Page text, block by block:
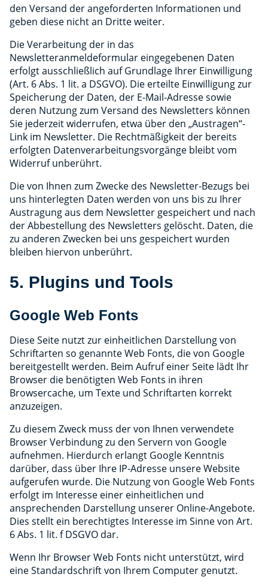
den Versand der angeforderten Informationen und
geben diese nicht an Dritte weiter.
Die Verarbeitung der in das
Newsletteranmeldeformular eingegebenen Daten
erfolgt ausschließlich auf Grundlage Ihrer Einwilligung
(Art. 6 Abs. 1 lit. a DSGVO). Die erteilte Einwilligung zur
Speicherung der Daten, der E-Mail-Adresse sowie
deren Nutzung zum Versand des Newsletters können
Sie jederzeit widerrufen, etwa über den „Austragen“-
Link im Newsletter. Die Rechtmäßigkeit der bereits
erfolgten Datenverarbeitungsvorgänge bleibt vom
Widerruf unberührt.
Die von Ihnen zum Zwecke des Newsletter-Bezugs bei
uns hinterlegten Daten werden von uns bis zu Ihrer
Austragung aus dem Newsletter gespeichert und nach
der Abbestellung des Newsletters gelöscht. Daten, die
zu anderen Zwecken bei uns gespeichert wurden
bleiben hiervon unberührt.
5. Plugins und Tools
Google Web Fonts
Diese Seite nutzt zur einheitlichen Darstellung von
Schriftarten so genannte Web Fonts, die von Google
bereitgestellt werden. Beim Aufruf einer Seite lädt Ihr
Browser die benötigten Web Fonts in ihren
Browsercache, um Texte und Schriftarten korrekt
anzuzeigen.
Zu diesem Zweck muss der von Ihnen verwendete
Browser Verbindung zu den Servern von Google
aufnehmen. Hierdurch erlangt Google Kenntnis
darüber, dass über Ihre IP-Adresse unsere Website
aufgerufen wurde. Die Nutzung von Google Web Fonts
erfolgt im Interesse einer einheitlichen und
ansprechenden Darstellung unserer Online-Angebote.
Dies stellt ein berechtigtes Interesse im Sinne von Art.
6 Abs. 1 lit. f DSGVO dar.
Wenn Ihr Browser Web Fonts nicht unterstützt, wird
eine Standardschrift von Ihrem Computer genutzt.